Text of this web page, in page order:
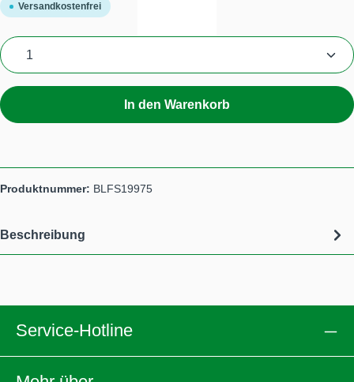
Versandkostenfrei
Produkt Anzahl: Gib den gewünschten Wert
In den Warenkorb
Produktnummer: BLFS19975
Beschreibung
Service-Hotline